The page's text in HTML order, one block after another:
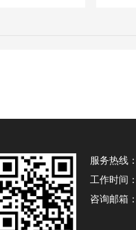
服务热线：
工作时间：
咨询邮箱：